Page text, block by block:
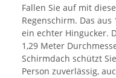
Fallen Sie auf mit
Regenschirm. Das
ein echter Hingucker.
1,29 Meter
Schirmdach schützt
Person zuverlässig,